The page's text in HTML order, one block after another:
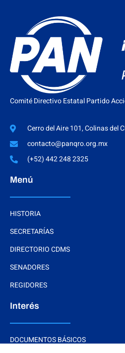
Comité Directivo Estatal Partido
Cerro del Aire 101, Colinas del
contacto@panqro.org.mx
(+52) 442 248 2325
Menú
HISTORIA
SECRETARÍAS
DIRECTORIO CDMS
SENADORES
REGIDORES
Interés
DOCUMENTOS BÁSICOS